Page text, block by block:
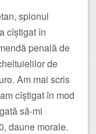
spionul
cîștigat în
penală de
de
Am mai scris
cîștigat în mod
să-mi
daune morale.